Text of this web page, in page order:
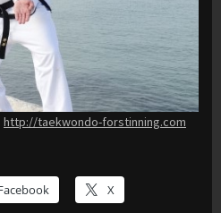
http://taekwondo-forstinning.com
X